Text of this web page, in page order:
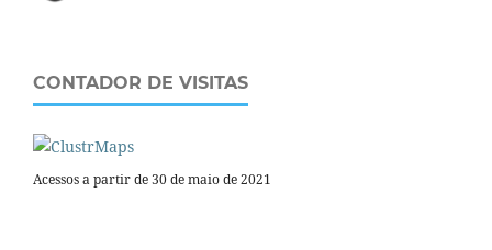
CONTADOR DE VISITAS
Acessos a partir de 30 de maio de 2021